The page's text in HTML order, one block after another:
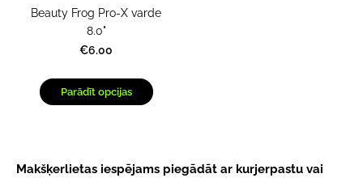
Makšķerlietas iespējams piegādāt ar kurjerpastu vai
Beauty Frog Pro-X varde
8.0"
€6.00
Parādīt opcijas